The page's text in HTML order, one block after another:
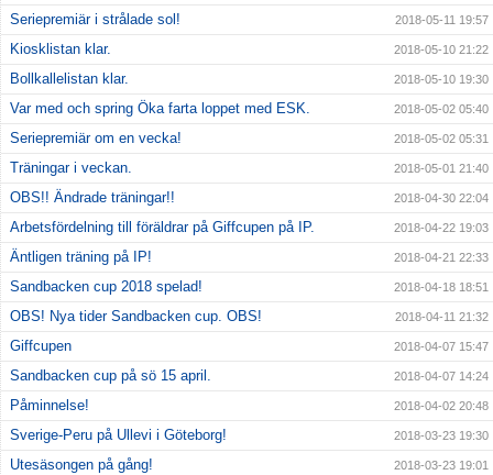
Seriepremiär i strålade sol! 2018-05-11 19:57
Kiosklistan klar. 2018-05-10 21:22
Bollkallelistan klar. 2018-05-10 19:30
Var med och spring Öka farta loppet med ESK. 2018-05-02 05:40
Seriepremiär om en vecka! 2018-05-02 05:31
Träningar i veckan. 2018-05-01 21:40
OBS!! Ändrade träningar!! 2018-04-30 22:04
Arbetsfördelning till föräldrar på Giffcupen på IP. 2018-04-22 19:03
Äntligen träning på IP! 2018-04-21 22:33
Sandbacken cup 2018 spelad! 2018-04-18 18:51
OBS! Nya tider Sandbacken cup. OBS! 2018-04-11 21:32
Giffcupen 2018-04-07 15:47
Sandbacken cup på sö 15 april. 2018-04-07 14:24
Påminnelse! 2018-04-02 20:48
Sverige-Peru på Ullevi i Göteborg! 2018-03-23 19:30
Utesäsongen på gång! 2018-03-23 19:01